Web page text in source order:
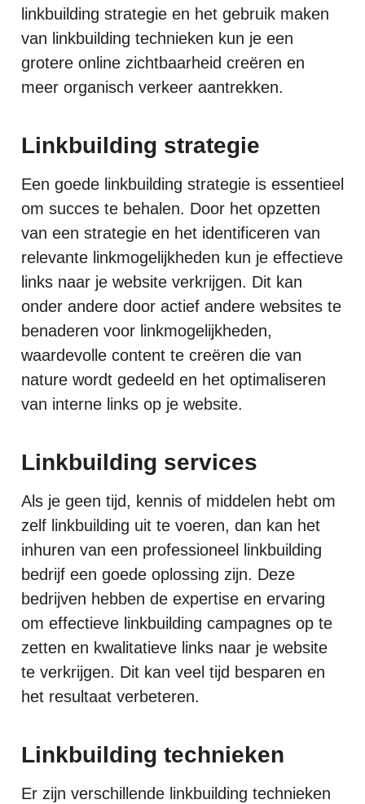
linkbuilding strategie en het gebruik maken
van linkbuilding technieken kun je een
grotere online zichtbaarheid creëren en
meer organisch verkeer aantrekken.
Linkbuilding strategie
Een goede linkbuilding strategie is essentieel
om succes te behalen. Door het opzetten
van een strategie en het identificeren van
relevante linkmogelijkheden kun je effectieve
links naar je website verkrijgen. Dit kan
onder andere door actief andere websites te
benaderen voor linkmogelijkheden,
waardevolle content te creëren die van
nature wordt gedeeld en het optimaliseren
van interne links op je website.
Linkbuilding services
Als je geen tijd, kennis of middelen hebt om
zelf linkbuilding uit te voeren, dan kan het
inhuren van een professioneel linkbuilding
bedrijf een goede oplossing zijn. Deze
bedrijven hebben de expertise en ervaring
om effectieve linkbuilding campagnes op te
zetten en kwalitatieve links naar je website
te verkrijgen. Dit kan veel tijd besparen en
het resultaat verbeteren.
Linkbuilding technieken
Er zijn verschillende linkbuilding technieken